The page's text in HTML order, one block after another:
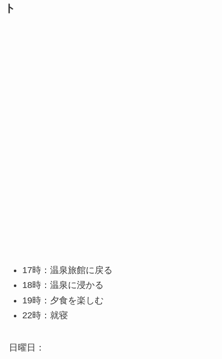
ト
17時：温泉旅館に戻る
18時：温泉に浸かる
19時：夕食を楽しむ
22時：就寝
日曜日：